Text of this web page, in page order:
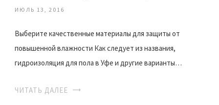
ИЮЛЬ 13, 2016
Выберите качественные материалы для защиты от
повышенной влажности Как следует из названия,
гидроизоляция для пола в Уфе и другие варианты…
ЧИТАТЬ ДАЛЕЕ